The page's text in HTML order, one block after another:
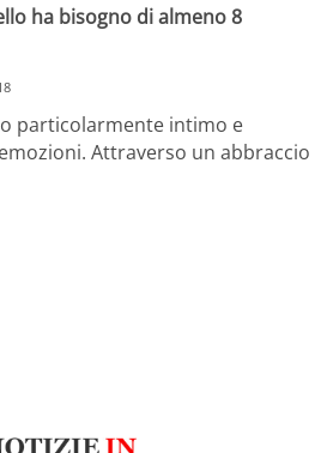
ha bisogno di almeno 8
particolarmente intimo e
Attraverso un abbraccio